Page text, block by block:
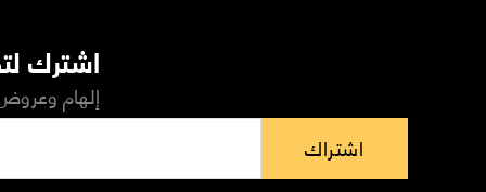
اشترك
إلهام
اشتراك